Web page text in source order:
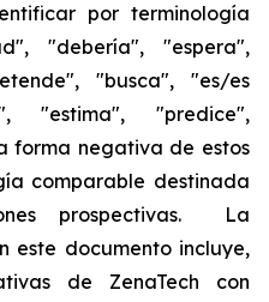
por terminología
"debería", "espera",
"busca", "es/es
"estima", "predice",
forma negativa de estos
comparable destinada
prospectivas. La
este documento incluye,
de ZenaTech con